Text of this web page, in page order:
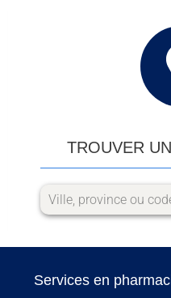
TROUVER
Services en